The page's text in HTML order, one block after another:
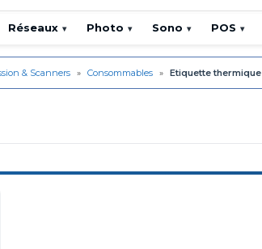
Réseaux ▾ Photo ▾ Sono ▾ POS ▾
& Scanners » Consommables » Etiquette thermique